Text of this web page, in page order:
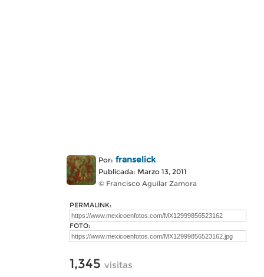
Por: franselick
Publicada: Marzo 13, 2011
© Francisco Aguilar Zamora
PERMALINK:
FOTO:
1,345 visitas